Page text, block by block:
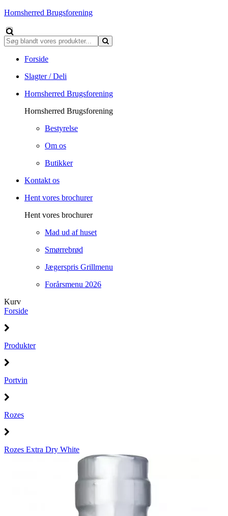
Hornsherred Brugsforening
Forside
Slagter / Deli
Hornsherred Brugsforening
Hornsherred Brugsforening
Bestyrelse
Om os
Butikker
Kontakt os
Hent vores brochurer
Hent vores brochurer
Mad ud af huset
Smørrebrød
Jægerspris Grillmenu
Forårsmenu 2026
Kurv
Forside
Produkter
Portvin
Rozes
Rozes Extra Dry White